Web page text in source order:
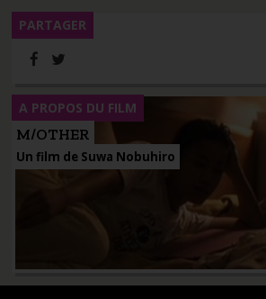
PARTAGER
M/OTHER
Un film de Suwa Nobuhiro
A PROPOS DU FILM